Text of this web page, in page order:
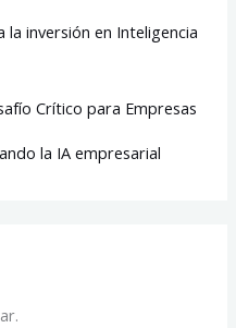
la inversión en Inteligencia
Crítico para Empresas
la IA empresarial